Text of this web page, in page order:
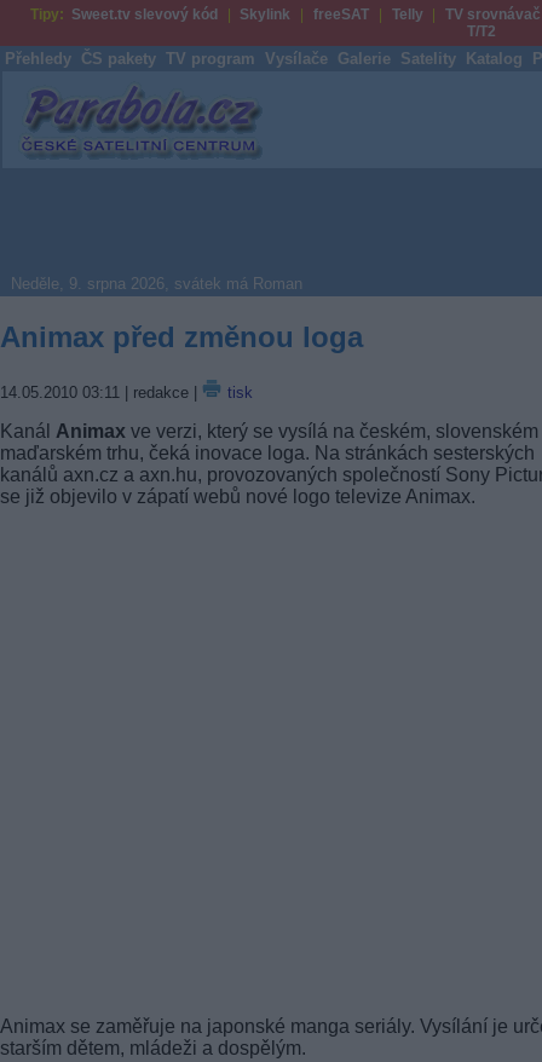
Tipy: Sweet.tv slevový kód Skylink freeSAT Telly
TV srovnávač
T/T2
Přehledy ČS pakety TV program Vysílače Galerie Satelity Katalog
Parabola.cz
Neděle, 9. srpna 2026, svátek má Roman
Animax před změnou loga
14.05.2010 03:11 | redakce | tisk
Kanál Animax ve verzi, který se vysílá na českém, slovenském
maďarském trhu, čeká inovace loga. Na stránkách sesterských
kanálů axn.cz a axn.hu, provozovaných společností Sony
se již objevilo v zápatí webů nové logo televize Animax.
Animax se zaměřuje na japonské manga seriály. Vysílání je
starším dětem, mládeži a dospělým.